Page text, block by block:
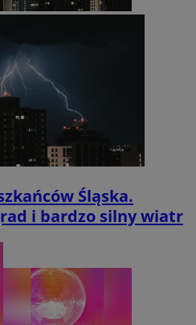
Śląska.
i bardzo silny wiatr